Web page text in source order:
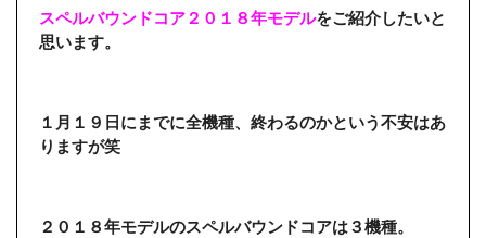
スペルバウンドコア２０１８年モデルをご紹介したいと
思います。
１月１９日にまでに全機種、終わるのかという不安はあ
りますが笑
２０１８年モデルのスペルバウンドコアは３機種。